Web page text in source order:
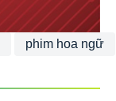
phim hoa ngữ